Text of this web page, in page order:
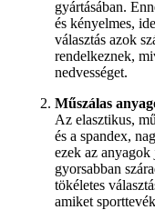
gyártásában.
és kényelmes,
választás azok
rendelkeznek,
nedvességet.
Műszálas
Az elasztikus,
és a spandex,
ezek az anyagok
gyorsabban
tökéletes
amiket